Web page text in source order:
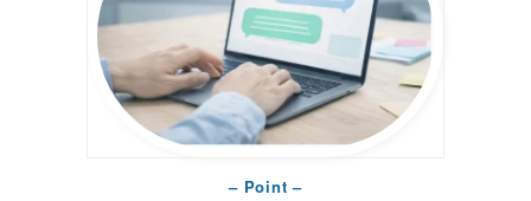
– Point –